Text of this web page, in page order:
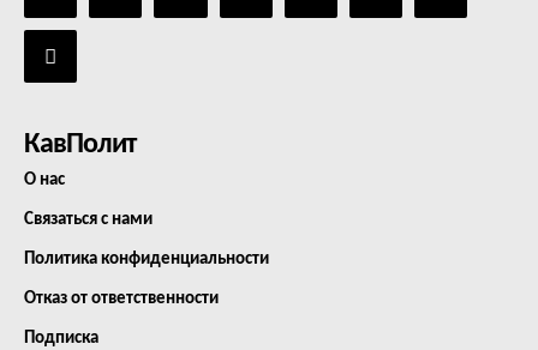
КавПолит
О нас
Связаться с нами
Политика конфиденциальности
Отказ от ответственности
Подписка